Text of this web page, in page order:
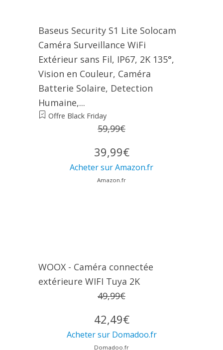
Baseus Security S1 Lite Solocam
Caméra Surveillance WiFi
Extérieur sans Fil, IP67, 2K 135°,
Vision en Couleur, Caméra
Batterie Solaire, Detection
Humaine,...
Offre Black Friday
59,99€
39,99€
Acheter sur Amazon.fr
Amazon.fr
WOOX - Caméra connectée
extérieure WIFI Tuya 2K
49,99€
42,49€
Acheter sur Domadoo.fr
Domadoo.fr